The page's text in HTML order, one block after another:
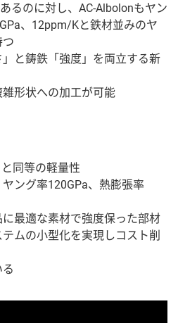
るのに対し、AC-Albolonもヤン
、12ppm/Kと鉄材並みのヤ
つ
と鋳鉄「強度」を両立する新
形状への加工が可能
同等の軽量性
ング率120GPa、熱膨張率
最適な素材で強度保った部材
ムの小型化を実現しコスト削